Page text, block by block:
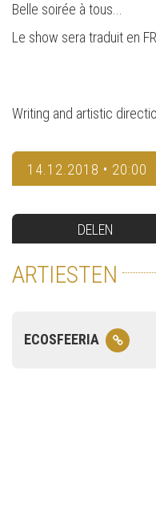
Belle soirée à tous...
Le show sera traduit en
Writing and artistic
14.12.2018 • 20:00
DELEN
ARTIESTEN
ECOSFEERIA